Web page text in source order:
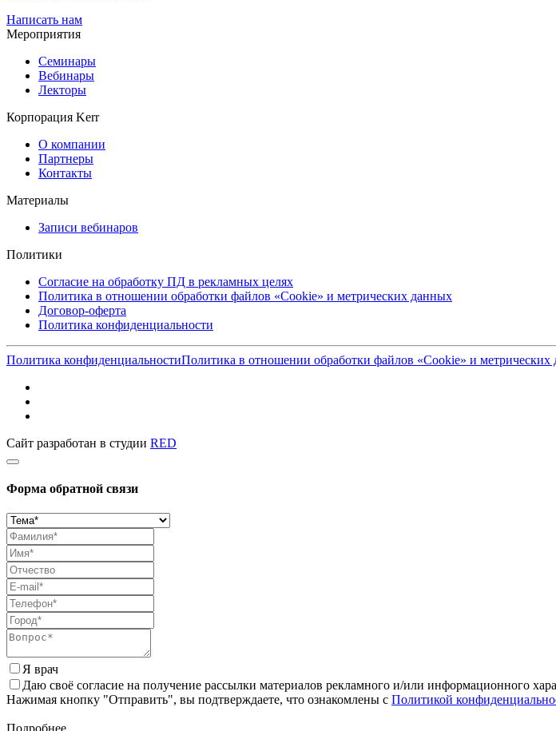
Написать нам
Мероприятия
Семинары
Вебинары
Лекторы
Корпорация Kerr
О компании
Партнеры
Контакты
Материалы
Записи вебинаров
Политики
Согласие на обработку ПД в рекламных целях
Политика в отношении обработки файлов «Cookie» и метрических данных
Договор-оферта
Политика конфиденциальности
Политика конфиденциальностиПолитика в отношении обработки файлов «Cookie» и метрических
Сайт разработан в студии RED
Форма обратной связи
Я врач
Даю своё согласие на получение рассылки материалов рекламного и/или информационного
Нажимая кнопку "Отправить", вы подтверждаете, что ознакомлены с Политикой